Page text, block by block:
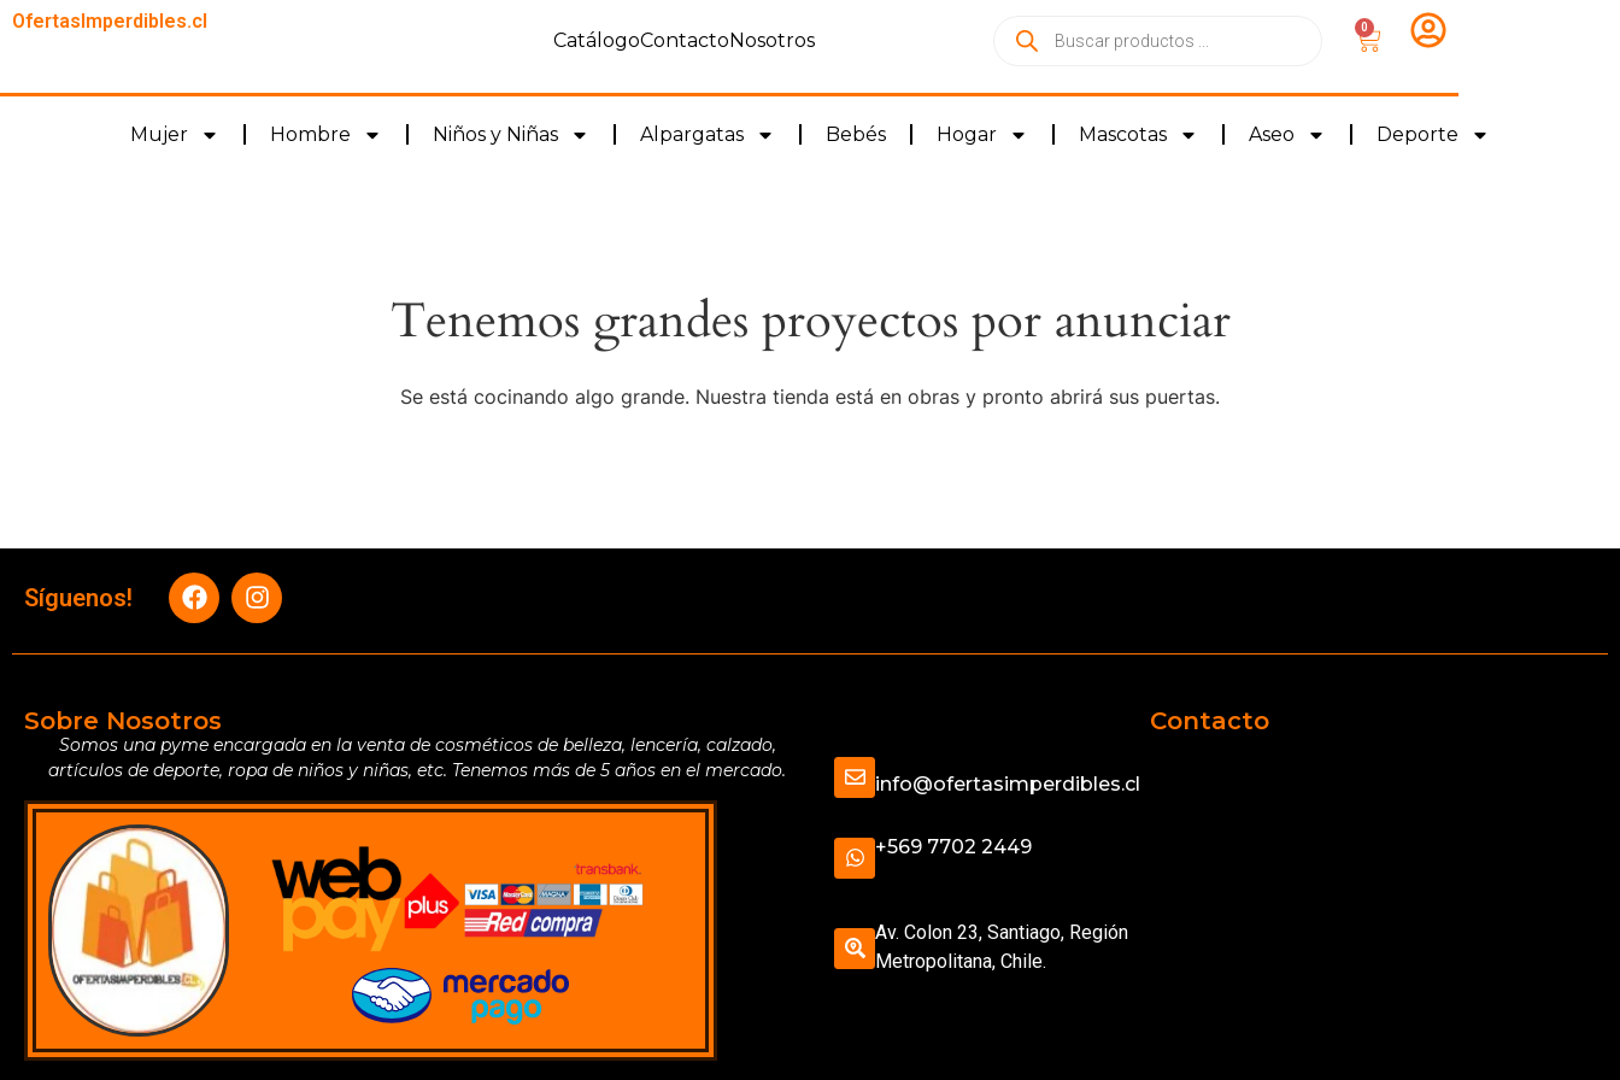
OfertasImperdibles.cl
CatálogoContactoNosotros
0
Mujer Hombre Niños y Niñas Alpargatas Bebés Hogar Mascotas Aseo Deporte
Tenemos grandes proyectos por anunciar
Se está cocinando algo grande. Nuestra tienda está en obras y pronto abrirá sus puertas.
Síguenos!
Sobre Nosotros
Somos una pyme encargada en la venta de cosméticos de belleza, lencería, calzado,
artículos de deporte, ropa de niños y niñas, etc. Tenemos más de 5 años en el mercado.
Contacto
info@ofertasimperdibles.cl
+569 7702 2449
Av. Colon 23, Santiago, Región
Metropolitana, Chile.